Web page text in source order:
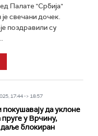
Палате "Србија"
свечани дочек.
поздравили су
17:44 -> 18:57
да уклоне
у Врчину,
даље блокиран